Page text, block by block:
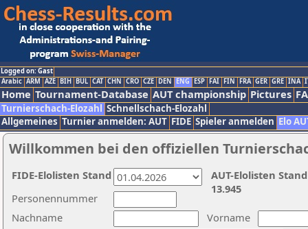
Logged on: Gast
Arabic ARM AZE BIH BUL CAT CHN CRO CZE DEN ENG ESP FAI FIN FRA GER GRE INA
Home Tournament-Database AUT championship Pictures
Turnierschach-Elozahl Schnellschach-Elozahl
Allgemeines Turnier anmelden: AUT FIDE Spieler anmelden Elo
Willkommen bei den offiziellen
Nachname
Vorname
Personennummer
AUT-Elolisten
13.945
FIDE-Elolisten Stand